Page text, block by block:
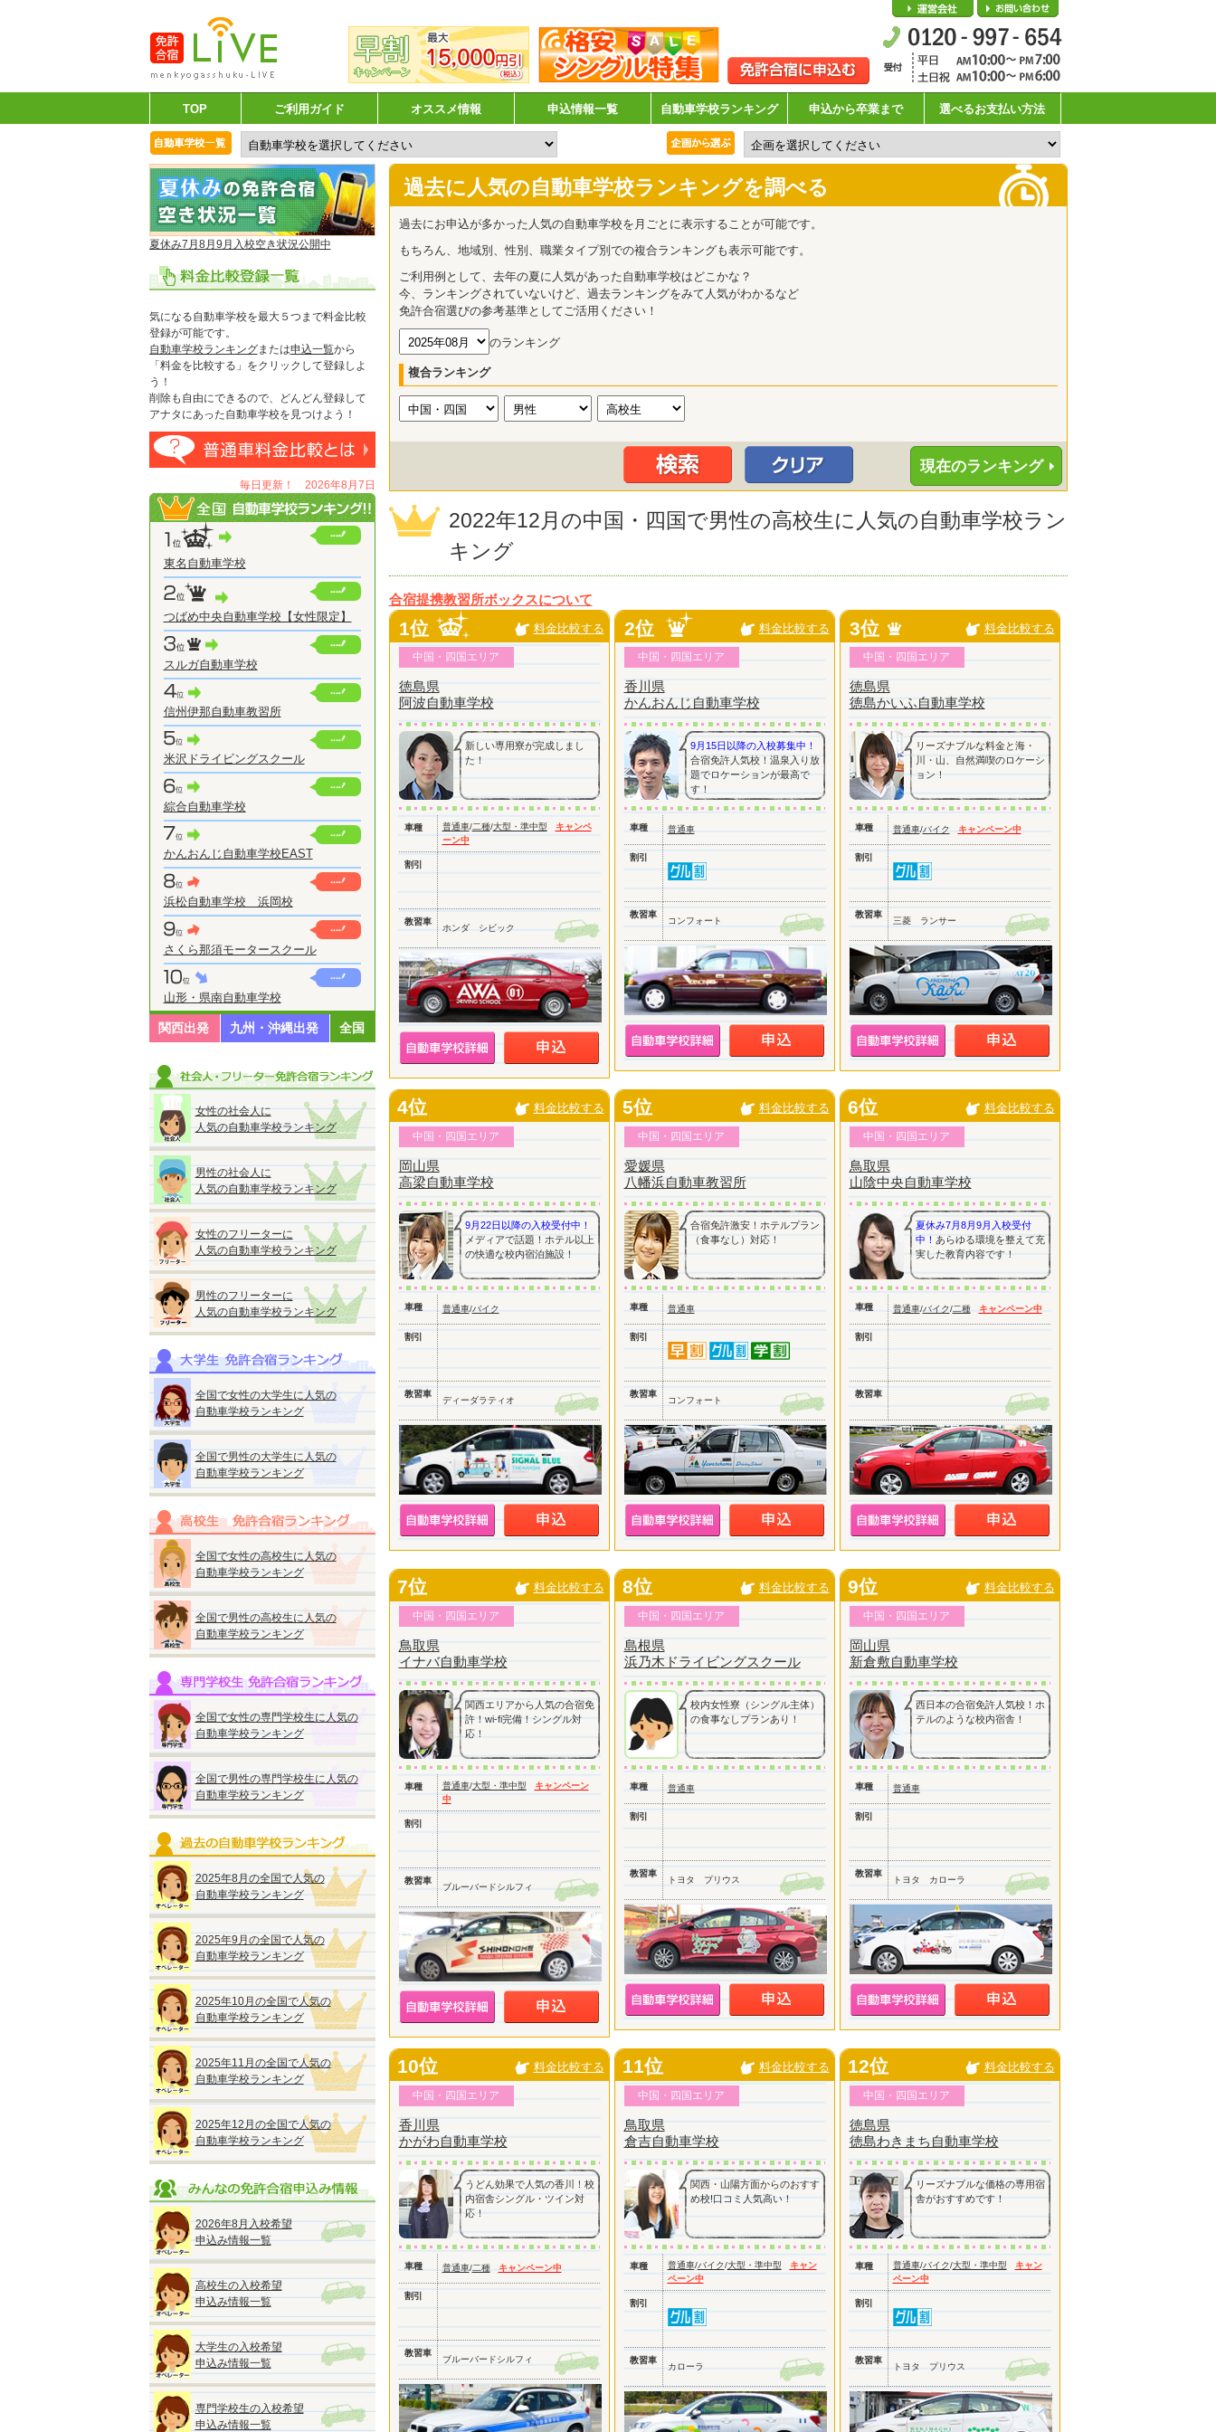
会社概要
TOP ご利用ガイド オススメ情報 申込情報一覧 自動車学校ランキング 申込から卒業まで 選べるお支払い方法
夏休み7月8月9月入校空き状況公開中
気になる自動車学校を最大５つまで料金比較
登録が可能です。
自動車学校ランキングまたは申込一覧から
「料金を比較する」をクリックして登録しよ
う！
削除も自由にできるので、どんどん登録して
アナタにあった自動車学校を見つけよう！
毎日更新！ 2026年8月7日
東名自動車学校
つばめ中央自動車学校【女性限定】
スルガ自動車学校
信州伊那自動車教習所
米沢ドライビングスクール
綜合自動車学校
かんおんじ自動車学校EAST
浜松自動車学校 浜岡校
さくら那須モータースクール
山形・県南自動車学校
関西出発 九州・沖縄出発 全国
女性の社会人に
人気の自動車学校ランキング
男性の社会人に
人気の自動車学校ランキング
女性のフリーターに
人気の自動車学校ランキング
男性のフリーターに
人気の自動車学校ランキング
全国で女性の大学生に人気の
自動車学校ランキング
全国で男性の大学生に人気の
自動車学校ランキング
全国で女性の高校生に人気の
自動車学校ランキング
全国で男性の高校生に人気の
自動車学校ランキング
全国で女性の専門学校生に人気の
自動車学校ランキング
全国で男性の専門学校生に人気の
自動車学校ランキング
2025年8月の全国で人気の
自動車学校ランキング
2025年9月の全国で人気の
自動車学校ランキング
2025年10月の全国で人気の
自動車学校ランキング
2025年11月の全国で人気の
自動車学校ランキング
2025年12月の全国で人気の
自動車学校ランキング
2026年8月入校希望
申込み情報一覧
高校生の入校希望
申込み情報一覧
大学生の入校希望
申込み情報一覧
専門学校生の入校希望
申込み情報一覧
過去に人気の自動車学校ランキングを調べる
過去にお申込が多かった人気の自動車学校を月ごとに表示することが可能です。
もちろん、地域別、性別、職業タイプ別での複合ランキングも表示可能です。
ご利用例として、去年の夏に人気があった自動車学校はどこかな？
今、ランキングされていないけど、過去ランキングをみて人気がわかるなど
免許合宿選びの参考基準としてご活用ください！
のランキング
複合ランキング
現在のランキング
2022年12月の中国・四国で男性の高校生に人気の自動車学校ラン
キング
合宿提携教習所ボックスについて
1位 料金比較する
中国・四国エリア
徳島県
阿波自動車学校
新しい専用寮が完成しまし
た！
車種 普通車/二種/大型・準中型
キャンペ
ーン中
割引
教習車
ホンダ シビック
2位 料金比較する
中国・四国エリア
香川県
かんおんじ自動車学校
9月15日以降の入校募集中！
合宿免許人気校！温泉入り放
題でロケーションが最高で
す！
車種 普通車
割引
教習車
コンフォート
3位 料金比較する
中国・四国エリア
徳島県
徳島かいふ自動車学校
リーズナブルな料金と海・
川・山、自然満喫のロケーシ
ョン！
車種 普通車/バイク キャンペーン中
割引
教習車
三菱 ランサー
4位 料金比較する
中国・四国エリア
岡山県
高梁自動車学校
9月22日以降の入校受付中！
メディアで話題！ホテル以上
の快適な校内宿泊施設！
車種 普通車/バイク
割引
教習車
ディーダラティオ
5位 料金比較する
中国・四国エリア
愛媛県
八幡浜自動車教習所
合宿免許激安！ホテルプラン
（食事なし）対応！
車種 普通車
割引
教習車
コンフォート
6位 料金比較する
中国・四国エリア
鳥取県
山陰中央自動車学校
夏休み7月8月9月入校受付
中！ あらゆる環境を整えて充
実した教育内容です！
車種 普通車/バイク/二種 キャンペーン中
割引
教習車
7位 料金比較する
中国・四国エリア
鳥取県
イナバ自動車学校
関西エリアから人気の合宿免
許！wi-fi完備！シングル対
応！
車種 普通車/大型・準中型
キャンペーン
中
割引
教習車
ブルーバードシルフィ
8位 料金比較する
中国・四国エリア
島根県
浜乃木ドライビングスクール
校内女性寮（シングル主体）
の食事なしプランあり！
車種 普通車
割引
教習車
トヨタ プリウス
9位 料金比較する
中国・四国エリア
岡山県
新倉敷自動車学校
西日本の合宿免許人気校！ホ
テルのような校内宿舎！
車種 普通車
割引
教習車
トヨタ カローラ
10位 料金比較する
中国・四国エリア
香川県
かがわ自動車学校
うどん効果で人気の香川！校
内宿舎シングル・ツイン対
応！
車種 普通車/二種 キャンペーン中
割引
教習車
ブルーバードシルフィ
11位 料金比較する
中国・四国エリア
鳥取県
倉吉自動車学校
関西・山陽方面からのおすす
め校!口コミ人気高い！
車種 普通車/バイク/大型・準中型
キャン
ペーン中
割引
教習車
カローラ
12位 料金比較する
中国・四国エリア
徳島県
徳島わきまち自動車学校
リーズナブルな価格の専用宿
舎がおすすめです！
車種 普通車/バイク/大型・準中型
キャン
ペーン中
割引
教習車
トヨタ プリウス